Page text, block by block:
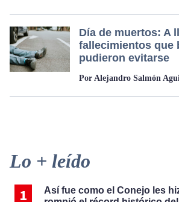
Día de muertos: A
fallecimientos que
pudieron evitarse
Por Alejandro Salmón
Primary
Sidebar
Lo + leído
Así fue como el Conejo les